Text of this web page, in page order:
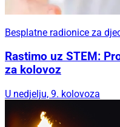
Besplatne radionice za
Rastimo uz STEM:
za kolovoz
U nedjelju, 9. kolovoza